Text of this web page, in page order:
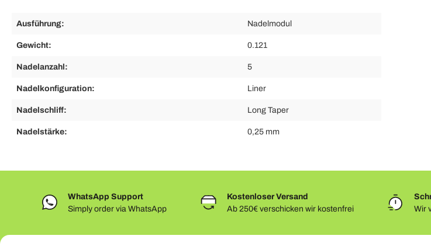
Ausführung: Nadelmodul
Gewicht: 0.121
Nadelanzahl: 5
Nadelkonfiguration: Liner
Nadelschliff: Long Taper
Nadelstärke: 0,25 mm
WhatsApp Support
Simply order via WhatsApp
Kostenloser Versand
Ab 250€ verschicken wir kostenfrei
Wir